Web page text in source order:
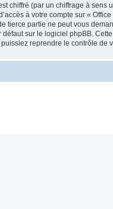
chiffré (par un chiffrage à sens
à votre compte sur «
tierce partie ne peut vous
sur le logiciel phpBB.
reprendre le contrôle de